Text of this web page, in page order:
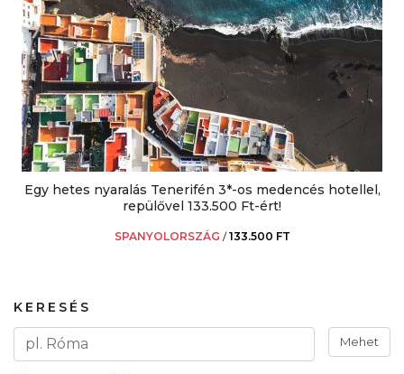
Egy hetes nyaralás Tenerifén 3*-os medencés hotellel,
repülővel 133.500 Ft-ért!
SPANYOLORSZÁG /133.500 FT
KERESÉS
Mehet